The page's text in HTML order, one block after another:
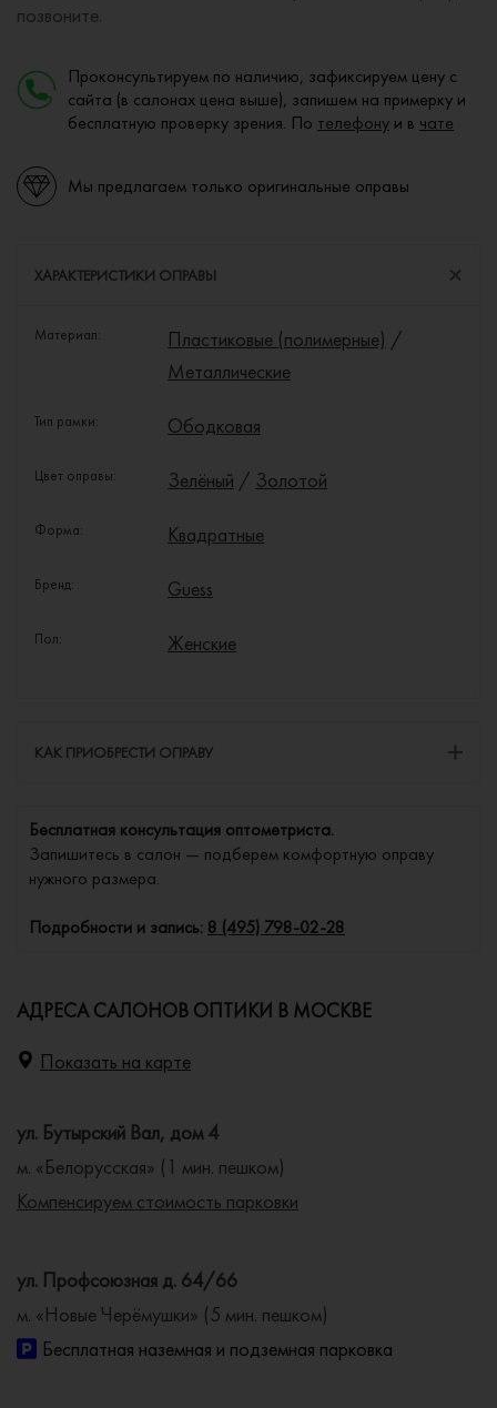
позвоните.
Проконсультируем по наличию, зафиксируем цену с
сайта (в салонах цена выше), запишем на примерку и
бесплатную проверку зрения. По телефону и в чате
Мы предлагаем только оригинальные оправы
ХАРАКТЕРИСТИКИ ОПРАВЫ
Материал: Пластиковые (полимерные) /
Металлические
Тип рамки: Ободковая
Цвет оправы: Зелёный / Золотой
Форма: Квадратные
Бренд: Guess
Пол: Женские
КАК ПРИОБРЕСТИ ОПРАВУ
Бесплатная консультация оптометриста.
Запишитесь в салон — подберем комфортную оправу
нужного размера.
Подробности и запись: 8 (495) 798-02-28
АДРЕСА САЛОНОВ ОПТИКИ В МОСКВЕ
Показать на карте
ул. Бутырский Вал, дом 4
м. «Белорусская» (1 мин. пешком)
Компенсируем стоимость парковки
ул. Профсоюзная д. 64/66
м. «Новые Черёмушки» (5 мин. пешком)
Бесплатная наземная и подземная парковка